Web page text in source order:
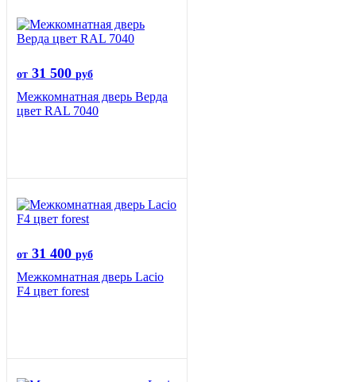
от 31 500 руб
Межкомнатная дверь Верда
цвет RAL 7040
от 31 400 руб
Межкомнатная дверь Lacio
F4 цвет forest